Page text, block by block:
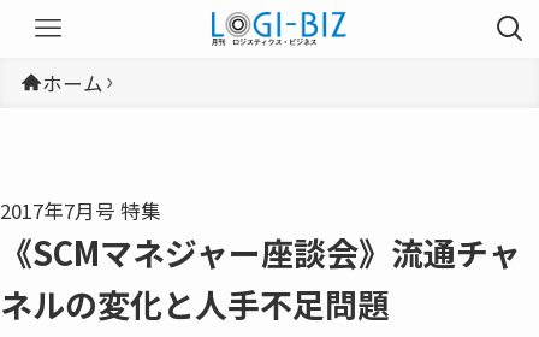
ホーム
2017年7月号 特集
《SCMマネジャー座談会》流通チャ
ネルの変化と人手不足問題